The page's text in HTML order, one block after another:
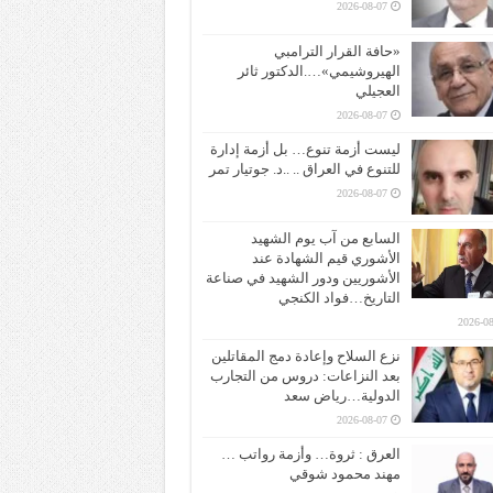
2026-08-07
«حافة القرار الترامبي
الهيروشيمي»….الدكتور ثائر
العجيلي
2026-08-07
ليست أزمة تنوع… بل أزمة إدارة
للتنوع في العراق .. ..د. جوتيار تمر
2026-08-07
السابع من آب يوم الشهيد
الأشوري قيم الشهادة عند
الأشوريين ودور الشهيد في صناعة
التاريخ…فواد الكنجي
2026-
نزع السلاح وإعادة دمج المقاتلين
بعد النزاعات: دروس من التجارب
الدولية…رياض سعد
2026-08-07
العرق : ثروة… وأزمة رواتب …
مهند محمود شوقي